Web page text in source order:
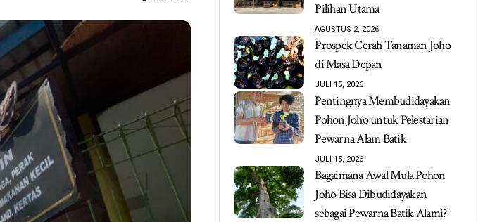
Pilihan Utama
AGUSTUS 2, 2026
Prospek Cerah Tanaman Joho
di Masa Depan
JULI 15, 2026
Pentingnya Membudidayakan
Pohon Joho untuk Pelestarian
Pewarna Alam Batik
JULI 15, 2026
Bagaimana Awal Mula Pohon
Joho Bisa Dibudidayakan
sebagai Pewarna Batik Alami?